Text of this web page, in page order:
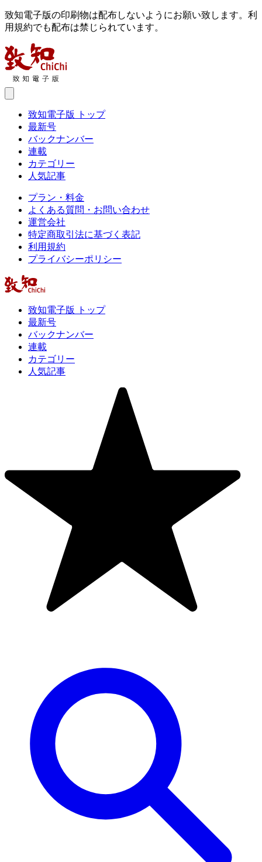
致知電子版の印刷物は配布しないようにお願い致します。利
用規約でも配布は禁じられています。
致知電子版 トップ
最新号
バックナンバー
連載
カテゴリー
人気記事
プラン・料金
よくある質問・お問い合わせ
運営会社
特定商取引法に基づく表記
利用規約
プライバシーポリシー
致知電子版 トップ
最新号
バックナンバー
連載
カテゴリー
人気記事